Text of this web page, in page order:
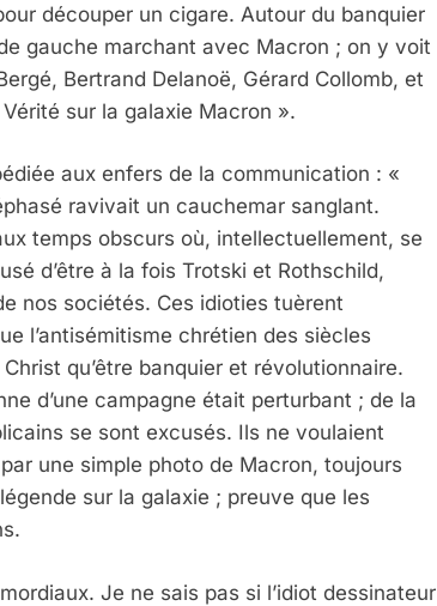
découper un cigare. Autour du banquier
gauche marchant avec Macron ; on y voit
Bertrand Delanoë, Gérard Collomb, et
sur la galaxie Macron ».
aux enfers de la communication : «
ravivait un cauchemar sanglant.
temps obscurs où, intellectuellement, se
d’être à la fois Trotski et Rothschild,
nos sociétés. Ces idioties tuèrent
l’antisémitisme chrétien des siècles
qu’être banquier et révolutionnaire.
d’une campagne était perturbant ; de la
se sont excusés. Ils ne voulaient
une simple photo de Macron, toujours
sur la galaxie ; preuve que les
Je ne sais pas si l’idiot dessinateur